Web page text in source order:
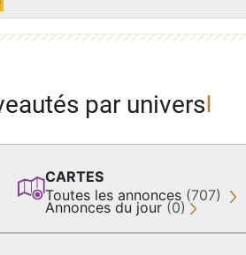
par univers
CARTES
Toutes les annonces (707)
Annonces du jour (0)